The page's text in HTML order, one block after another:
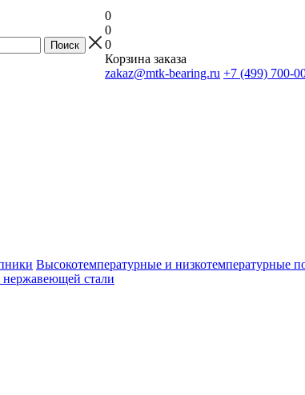
0
0
0
Корзина заказа
zakaz@mtk-bearing.ru +7 (499) 700-
Высокотемпературные и низкотемпературные
стали